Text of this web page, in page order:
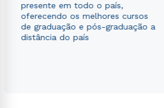
presente em todo o país,
oferecendo os melhores cursos
de graduação e pós-graduação a
distância do país